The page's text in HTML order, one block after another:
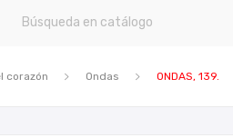
corazón Ondas ONDAS, 139.